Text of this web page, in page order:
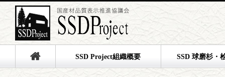
SSD Project組織概要 SSD 球磨杉・